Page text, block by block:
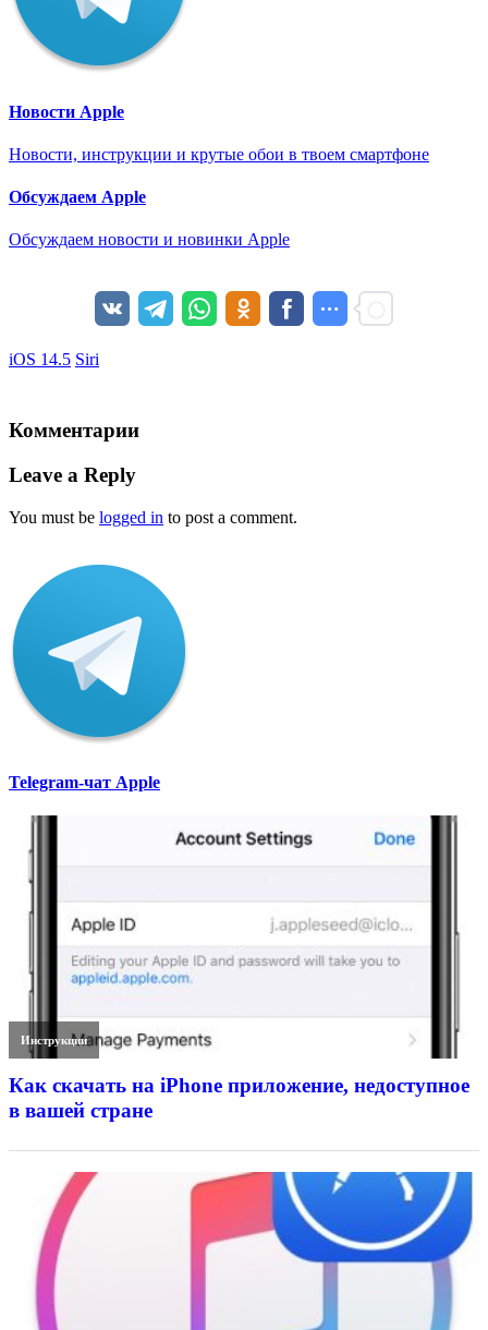
Новости Apple
Новости, инструкции и крутые обои в твоем смартфоне
Обсуждаем Apple
Обсуждаем новости и новинки Apple
iOS 14.5 Siri
Комментарии
Leave a Reply
You must be logged in to post a comment.
Telegram-чат Apple
Инструкции
Как скачать на iPhone приложение, недоступное
в вашей стране